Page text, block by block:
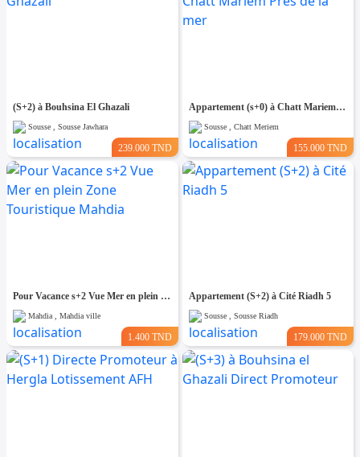
(S+2) à Bouhsina El Ghazali
Sousse , Sousse Jawhara
239.000 TND
Appartement (s+0) à Chatt Mariem Prés de la mer
Sousse , Chatt Meriem
155.000 TND
Pour Vacance s+2 Vue Mer en plein Zone Touristique Mahdia
Mahdia , Mahdia ville
1.400 TND
Appartement (S+2) à Cité Riadh 5
Sousse , Sousse Riadh
179.000 TND